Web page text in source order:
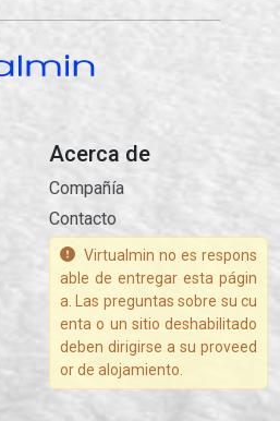
Acerca de
Compañía
Contacto
Virtualmin no es respons
able de entregar esta págin
a. Las preguntas sobre su cu
enta o un sitio deshabilitado
deben dirigirse a su proveed
or de alojamiento.